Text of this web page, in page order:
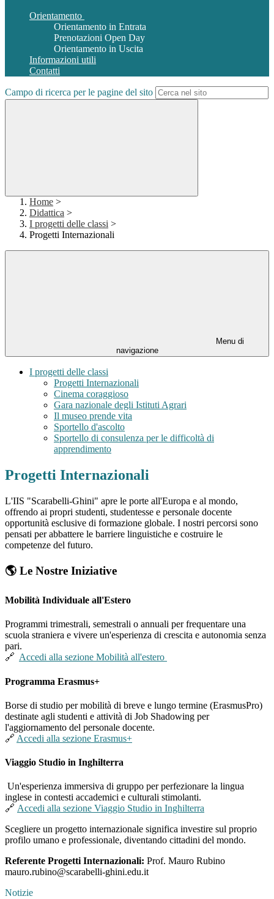
Orientamento
Orientamento in Entrata
Prenotazioni Open Day
Orientamento in Uscita
Informazioni utili
Contatti
Campo di ricerca per le pagine del sito
Home >
Didattica >
I progetti delle classi >
Progetti Internazionali
Menu di
navigazione
I progetti delle classi
Progetti Internazionali
Cinema coraggioso
Gara nazionale degli Istituti Agrari
Il museo prende vita
Sportello d'ascolto
Sportello di consulenza per le difficoltà di
apprendimento
Progetti Internazionali
L'IIS "Scarabelli-Ghini" apre le porte all'Europa e al mondo,
offrendo ai propri studenti, studentesse e personale docente
opportunità esclusive di formazione globale. I nostri percorsi sono
pensati per abbattere le barriere linguistiche e costruire le
competenze del futuro.
🌎 Le Nostre Iniziative
Mobilità Individuale all'Estero
Programmi trimestrali, semestrali o annuali per frequentare una
scuola straniera e vivere un'esperienza di crescita e autonomia senza
pari.
🔗 Accedi alla sezione Mobilità all'estero
Programma Erasmus+
Borse di studio per mobilità di breve e lungo termine (ErasmusPro)
destinate agli studenti e attività di Job Shadowing per
l'aggiornamento del personale docente.
🔗 Accedi alla sezione Erasmus+
Viaggio Studio in Inghilterra
Un'esperienza immersiva di gruppo per perfezionare la lingua
inglese in contesti accademici e culturali stimolanti.
🔗 Accedi alla sezione Viaggio Studio in Inghilterra
Scegliere un progetto internazionale significa investire sul proprio
profilo umano e professionale, diventando cittadini del mondo.
Referente Progetti Internazionali: Prof. Mauro Rubino
mauro.rubino@scarabelli-ghini.edu.it
Notizie